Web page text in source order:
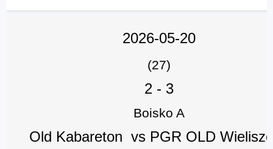
2026-05-20
(27)
2- 3
Boisko A
Old Kabareton vs PGR OLD